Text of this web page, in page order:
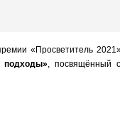
«Просветитель
подходы», посвящённый